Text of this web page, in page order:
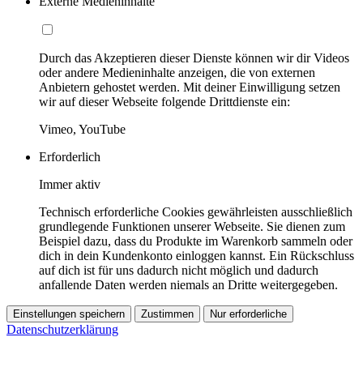
Durch das Akzeptieren dieser Dienste können wir dir Videos
oder andere Medieninhalte anzeigen, die von externen
Anbietern gehostet werden. Mit deiner Einwilligung setzen
wir auf dieser Webseite folgende Drittdienste ein:
Vimeo, YouTube
Erforderlich
Immer aktiv
Technisch erforderliche Cookies gewährleisten ausschließlich
grundlegende Funktionen unserer Webseite. Sie dienen zum
Beispiel dazu, dass du Produkte im Warenkorb sammeln oder
dich in dein Kundenkonto einloggen kannst. Ein Rückschluss
auf dich ist für uns dadurch nicht möglich und dadurch
anfallende Daten werden niemals an Dritte weitergegeben.
Einstellungen speichern Zustimmen Nur erforderliche
Datenschutzerklärung